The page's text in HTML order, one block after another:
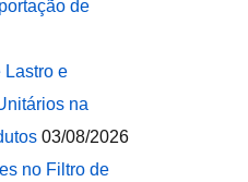
de
Lastro e
na
03/08/2026
no Filtro de